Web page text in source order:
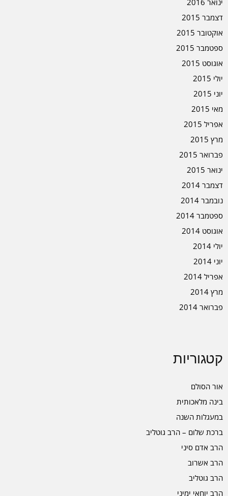
ינואר 2016
דצמבר 2015
אוקטובר 2015
ספטמבר 2015
אוגוסט 2015
יולי 2015
יוני 2015
מאי 2015
אפריל 2015
מרץ 2015
פברואר 2015
ינואר 2015
דצמבר 2014
נובמבר 2014
ספטמבר 2014
אוגוסט 2014
יולי 2014
יוני 2014
אפריל 2014
מרץ 2014
פברואר 2014
קטגוריות
אור הסולם
בינה מלאכותית
במעגלות השנה
ברכת שלום – הרב גוטליב
הרב אדם סיני
הרב אשרוב
הרב גוטליב
הרב יוחאי ימיני